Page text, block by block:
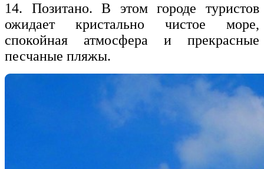
14. Позитано. В этом городе туристов
ожидает кристально чистое море,
спокойная атмосфера и прекрасные
песчаные пляжы.